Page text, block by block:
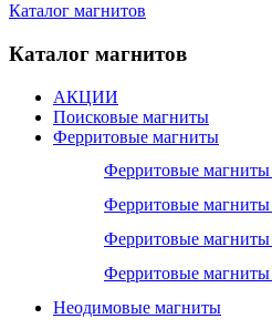
Каталог магнитов
Каталог магнитов
АКЦИИ
Поисковые магниты
Ферритовые магниты
Ферритовые магниты
Ферритовые магниты
Ферритовые
Ферритовые
Неодимовые магниты